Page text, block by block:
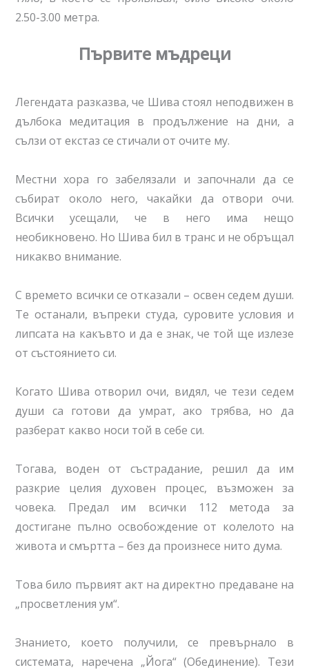
2.50-3.00 метра.
Първите мъдреци
Легендата разказва, че Шива стоял неподвижен в
дълбока медитация в продължение на дни, а
сълзи от екстаз се стичали от очите му.
Местни хора го забелязали и започнали да се
събират около него, чакайки да отвори очи.
Всички усещали, че в него има нещо
необикновено. Но Шива бил в транс и не обръщал
никакво внимание.
С времето всички се отказали – освен седем души.
Те останали, въпреки студа, суровите условия и
липсата на какъвто и да е знак, че той ще излезе
от състоянието си.
Когато Шива отворил очи, видял, че тези седем
души са готови да умрат, ако трябва, но да
разберат какво носи той в себе си.
Тогава, воден от състрадание, решил да им
разкрие целия духовен процес, възможен за
човека. Предал им всички 112 метода за
достигане пълно освобождение от колелото на
живота и смъртта – без да произнесе нито дума.
Това било първият акт на директно предаване на
„просветления ум“.
Знанието, което получили, се превърнало в
системата, наречена „Йога“ (Обединение). Тези